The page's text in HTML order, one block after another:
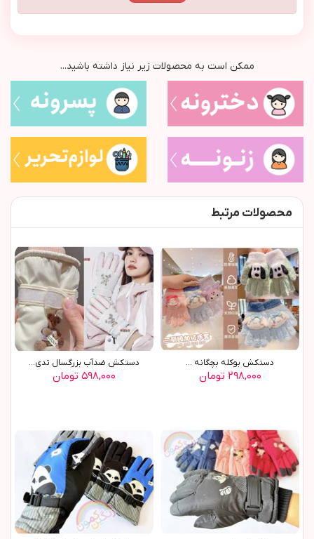
ممکن است به محصولات زیر نیاز داشته باشید...
محصولات مرتبط
دستکش بوکله بچگانه ...
۲۹۸,۰۰۰ تومان
دستکش ضدآب بزرگسال تدي(9579)
۵۹۸,۰۰۰ تومان